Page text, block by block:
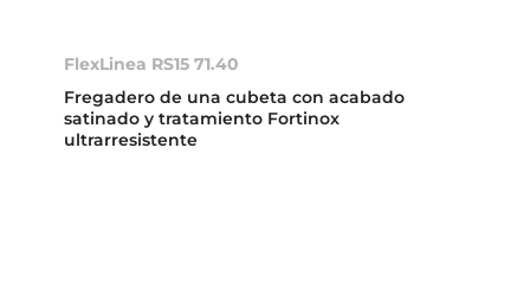
FlexLinea RS15 71.40
Fregadero de una cubeta con acabado
satinado y tratamiento Fortinox
ultrarresistente